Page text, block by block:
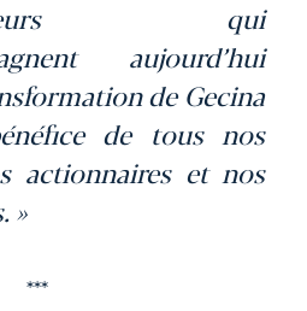
qui
aujourd’hui
de Gecina
de tous nos
actionnaires et nos
»
***